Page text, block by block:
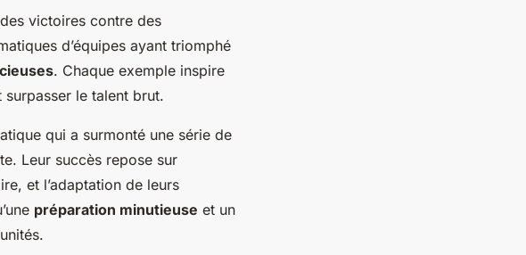
victoires contre des
d’équipes ayant triomphé
. Chaque exemple inspire
le talent brut.
qui a surmonté une série de
Leur succès repose sur
et l’adaptation de leurs
préparation minutieuse et un